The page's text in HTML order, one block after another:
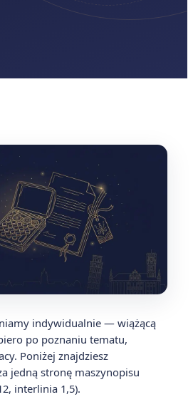
indywidualnie — wiążącą
po poznaniu tematu,
Poniżej znajdziesz
jedną stronę maszynopisu
interlinia 1,5).